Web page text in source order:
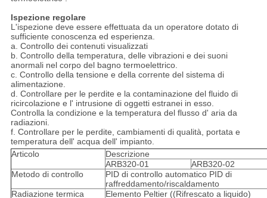
Ispezione regolare
L'ispezione deve essere effettuata da un operatore dotato di
sufficiente conoscenza ed esperienza.
a. Controllo dei contenuti visualizzati
b. Controllo della temperatura, delle vibrazioni e dei suoni
anormali nel corpo del bagno termoelettrico.
c. Controllo della tensione e della corrente del sistema di
alimentazione.
d. Controllare per le perdite e la contaminazione del fluido di
ricircolazione e l' intrusione di oggetti estranei in esso.
Controlla la condizione e la temperatura del flusso d' aria da
radiazioni.
f. Controllare per le perdite, cambiamenti di qualità, portata e
temperatura dell' acqua dell' impianto.
Articolo
Descrizione
ARB320-01
ARB320-02
Metodo di controllo
PID di controllo automatico PID di
raffreddamento/riscaldamento
Radiazione termica
Elemento Peltier ((Rifrescato a liquido)